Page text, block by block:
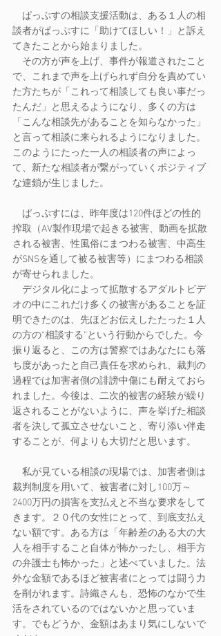
ぱっぷすの相談支援活動は、ある１人の相
談者がぱっぷすに「助けてほしい！」と訴え
てきたことから始まりました。
その方が声を上げ、事件が報道されたこと
で、これまで声を上げられず自分を責めてい
た方たちが「これって相談しても良い事だっ
たんだ」と思えるようになり、多くの方は
「こんな相談先があることを知らなかった」
と言って相談に来られるようになりました。
このようにたった一人の相談者の声によっ
て、新たな相談者が繋がっていくポジティブ
な連鎖が生じました。
ぱっぷすには、昨年度は120件ほどの性的
搾取（AV製作現場で起きる被害、動画を拡散
される被害、性風俗にまつわる被害、中高生
がSNSを通して被る被害等）にまつわる相談
が寄せられました。
デジタル化によって拡散するアダルトビデ
オの中にこれだけ多くの被害があることを証
明できたのは、先ほどお伝えしたたった１人
の方の“相談する”という行動からでした。今
振り返ると、この方は警察ではあなたにも落
ち度があったと自己責任を求められ、裁判の
過程では加害者側の誹謗中傷にも耐えておら
れました。今後は、二次的被害の経験が繰り
返されることがないように、声を挙げた相談
者を決して孤立させないこと、寄り添い伴走
することが、何よりも大切だと思います。
私が見ている相談の現場では、加害者側は
裁判制度を用いて、被害者に対し100万～
2400万円の損害を支払えと不当な要求をして
きます。２０代の女性にとって、到底支払え
ない額です。ある方は「年齢差のある大の大
人を相手すること自体が怖かったし、相手方
の弁護士も怖かった」と述べていました。法
外な金額であるほど被害者にとっては闘う力
を削がれます。詩織さんも、恐怖のなかで生
活をされているのではないかと思っていま
す。でもどうか、金額はあまり気にしないで